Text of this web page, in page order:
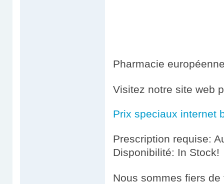
Pharmacie
Visitez notre site web
Prix speciaux internet
Prescription requise:
Disponibilité: In Stock!
Nous sommes fiers